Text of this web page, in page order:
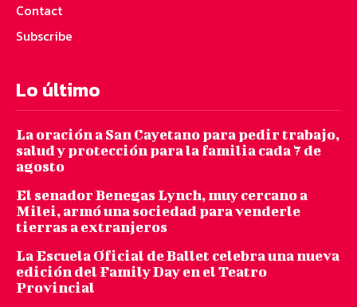
Contact
Subscribe
Lo último
La oración a San Cayetano para pedir trabajo,
salud y protección para la familia cada 7 de
agosto
El senador Benegas Lynch, muy cercano a
Milei, armó una sociedad para venderle
tierras a extranjeros
La Escuela Oficial de Ballet celebra una nueva
edición del Family Day en el Teatro
Provincial